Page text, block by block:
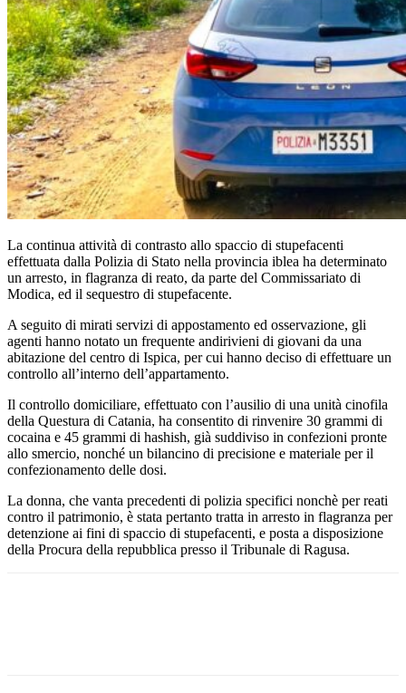
La continua attività di contrasto allo spaccio di stupefacenti
effettuata dalla Polizia di Stato nella provincia iblea ha determinato
un arresto, in flagranza di reato, da parte del Commissariato di
Modica, ed il sequestro di stupefacente.
A seguito di mirati servizi di appostamento ed osservazione, gli
agenti hanno notato un frequente andirivieni di giovani da una
abitazione del centro di Ispica, per cui hanno deciso di effettuare un
controllo all’interno dell’appartamento.
Il controllo domiciliare, effettuato con l’ausilio di una unità cinofila
della Questura di Catania, ha consentito di rinvenire 30 grammi di
cocaina e 45 grammi di hashish, già suddiviso in confezioni pronte
allo smercio, nonché un bilancino di precisione e materiale per il
confezionamento delle dosi.
La donna, che vanta precedenti di polizia specifici nonchè per reati
contro il patrimonio, è stata pertanto tratta in arresto in flagranza per
detenzione ai fini di spaccio di stupefacenti, e posta a disposizione
della Procura della repubblica presso il Tribunale di Ragusa.